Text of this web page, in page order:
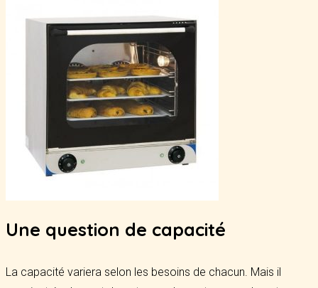
Une question de capacité
La capacité variera selon les besoins de chacun. Mais il